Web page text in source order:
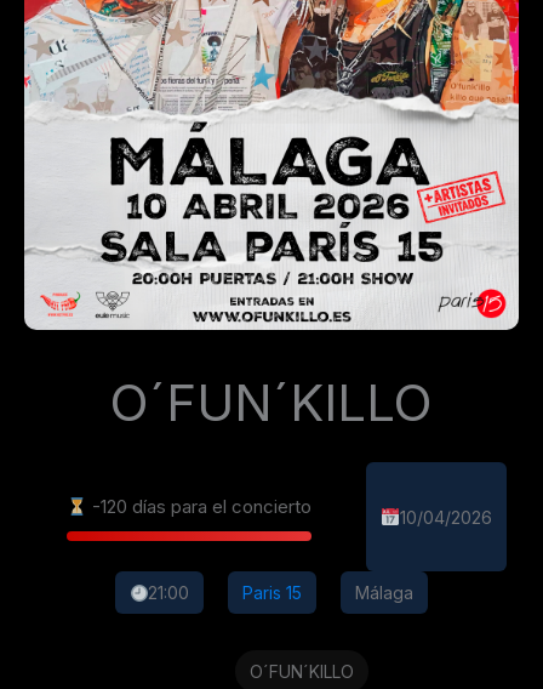
O´FUN´KILLO
-120 días para el concierto 10/04/2026
21:00 Paris 15 Málaga
O´FUN´KILLO